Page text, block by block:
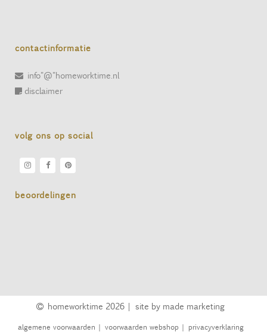
contactinformatie
info"@"homeworktime.nl
disclaimer
volg ons op social
beoordelingen
homeworktime 2026 | site by made marketing
algemene voorwaarden| voorwaarden webshop| privacyverklaring